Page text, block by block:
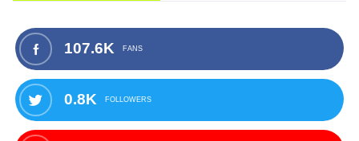
107.6K FANS
0.8K FOLLOWERS